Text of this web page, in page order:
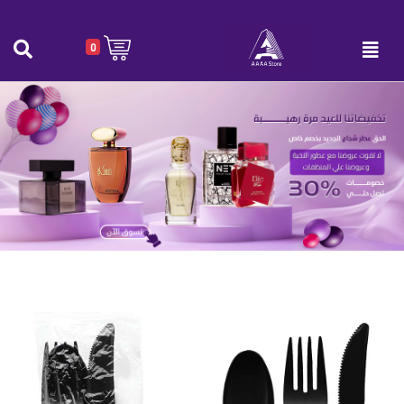
0
طقم ملاعق + سكين + شوك + منديل عدد 20 .
الرئيسية
طقم ملاعق + سكين + شوك + منديل عدد 20 .